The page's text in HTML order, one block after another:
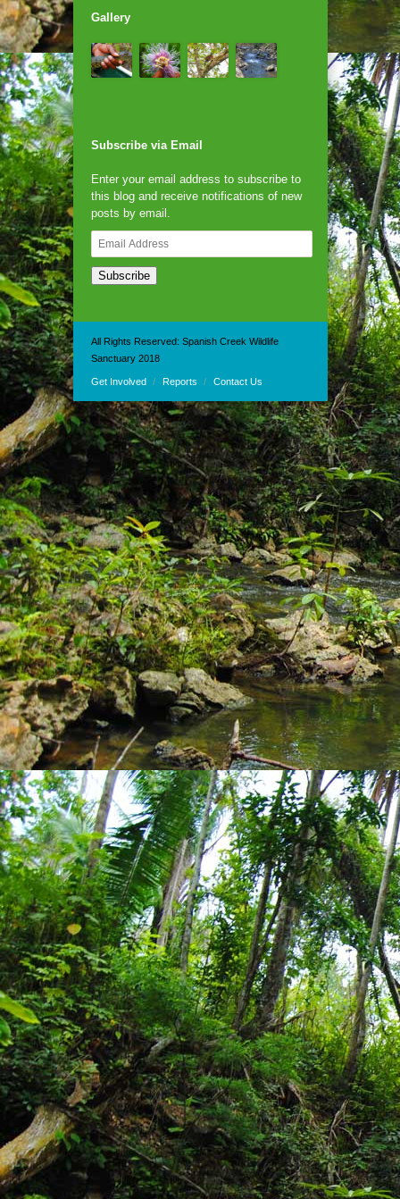
Gallery
Subscribe via Email
Enter your email address to subscribe to
this blog and receive notifications of new
posts by email.
Email
Address
Subscribe
All Rights Reserved: Spanish Creek Wildlife
Sanctuary 2018
Get Involved Reports Contact Us